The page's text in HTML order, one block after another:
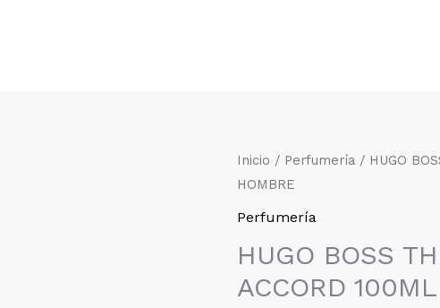
Inicio / Perfumería / HUGO
HOMBRE
Perfumería
HUGO BOSS
ACCORD